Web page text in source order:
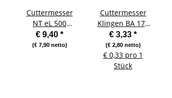
Cuttermesser
NT eL 500
schwarz 18mm
Klinge
€ 9,40 *
(€ 7,90 netto)
Cuttermesser
Klingen BA 170
für HANSA NT
Cutter eA 300 -
10 Stück
€ 3,33 *
(€ 2,80 netto)
€ 0,33 pro 1
Stück